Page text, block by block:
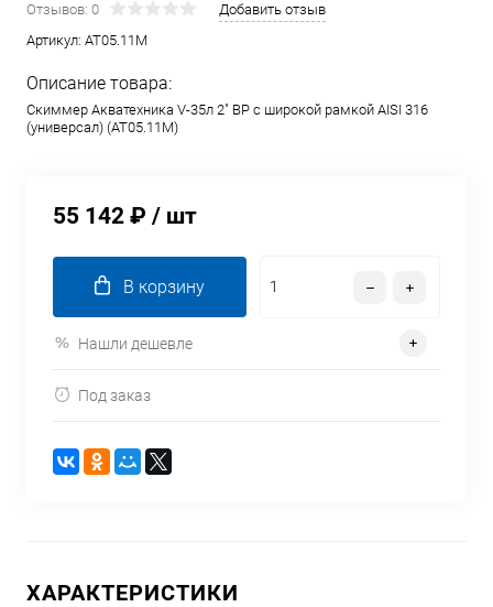
Отзывов: 0
Добавить отзыв
Артикул: AT05.11M
Описание товара:
Скиммер Акватехника V-35л 2" ВР с широкой рамкой AISI 316
(универсал) (AT05.11M)
55 142 ₽ / шт
В корзину
Нашли дешевле
Под заказ
ХАРАКТЕРИСТИКИ